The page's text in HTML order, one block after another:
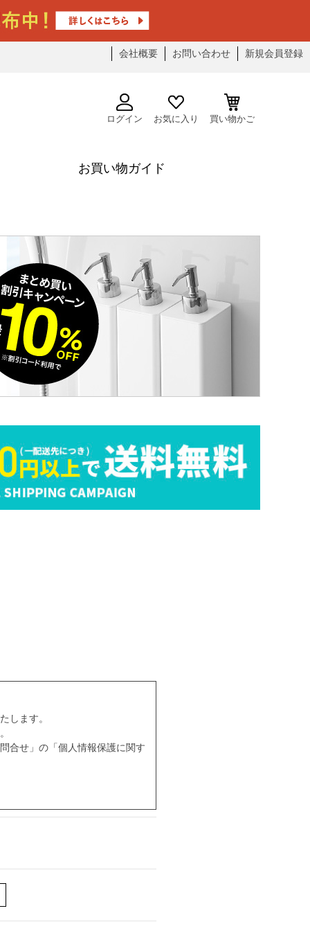
会社概要 お問い合わせ 新規会員登録
ログイン お気に入り 買い物かご
お買い物ガイド
します。
合せ」の「個人情報保護に関す